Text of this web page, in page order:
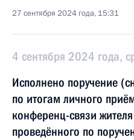
27 сентября 2024 года, 15:31
4 сентября 2024 года,
Исполнено поручение
по итогам личного
конференц-связи
проведённого по